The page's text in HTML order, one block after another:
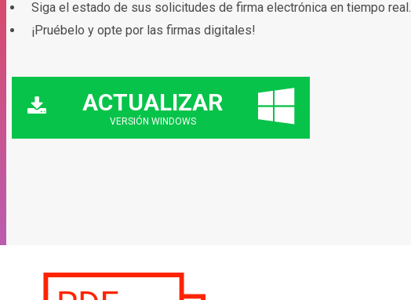
Siga el estado de sus solicitudes de firma electrónica en tiempo real.
¡Pruébelo y opte por las firmas digitales!
ACTUALIZAR
VERSIÓN WINDOWS